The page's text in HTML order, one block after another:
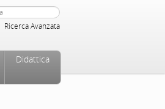
Ricerca Avanzata
Didattica